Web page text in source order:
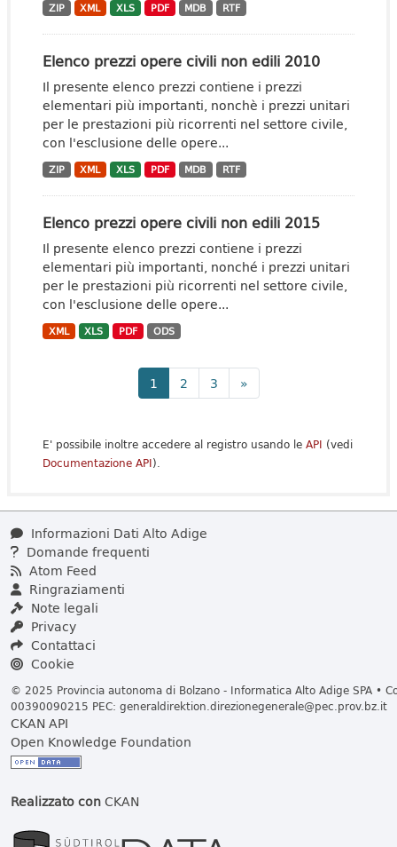
ZIP XML XLS PDF MDB RTF
Elenco prezzi opere civili non edili 2010
Il presente elenco prezzi contiene i prezzi
elementari più importanti, nonchè i prezzi unitari
per le prestazioni più ricorrenti nel settore civile,
con l'esclusione delle opere...
ZIP XML XLS PDF MDB RTF
Elenco prezzi opere civili non edili 2015
Il presente elenco prezzi contiene i prezzi
elementari più importanti, nonché i prezzi unitari
per le prestazioni più ricorrenti nel settore civile,
con l'esclusione delle opere...
XML XLS PDF ODS
1 2 3 »
E' possibile inoltre accedere al registro usando le API (vedi
Documentazione API).
Informazioni Dati Alto Adige
Domande frequenti
Atom Feed
Ringraziamenti
Note legali
Privacy
Contattaci
Cookie
© 2025 Provincia autonoma di Bolzano - Informatica Alto Adige SPA •
00390090215 PEC: generaldirektion.direzionegenerale@pec.prov.bz.it
CKAN API
Open Knowledge Foundation
Realizzato conCKAN